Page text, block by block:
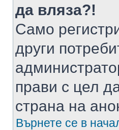
да вляза?!
Само
други
прави с цел
страна на
Върнете се в